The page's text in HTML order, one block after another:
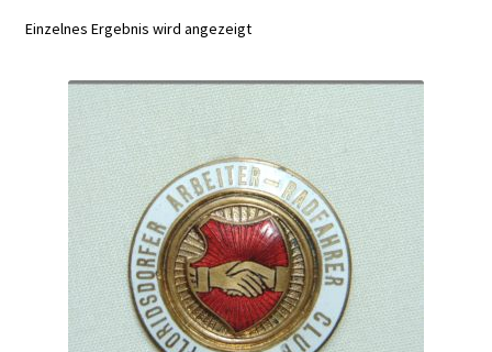
Einzelnes Ergebnis wird angezeigt